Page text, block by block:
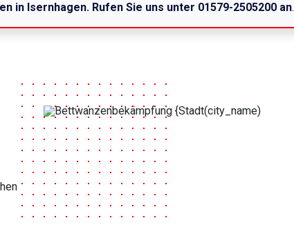
in Isernhagen. Rufen Sie uns unter 01579-2505200 an.